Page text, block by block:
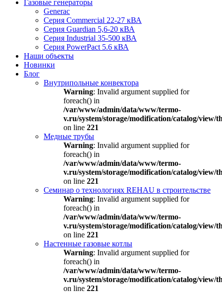
Газовые генераторы
Generac
Серия Commercial 22-27 кВА
Серия Guardian 5,6-20 кВА
Серия Industrial 35-500 кВА
Серия PowerPact 5.6 кВА
Наши объекты
Новинки
Блог
Внутрипольные конвектора
Warning: Invalid argument supplied for
foreach() in
/var/www/admin/data/www/termo-
v.ru/system/storage/modification/catalog/view/
on line 221
Медные трубы
Warning: Invalid argument supplied for
foreach() in
/var/www/admin/data/www/termo-
v.ru/system/storage/modification/catalog/view/
on line 221
Семинар о технологиях REHAU в строительстве
Warning: Invalid argument supplied for
foreach() in
/var/www/admin/data/www/termo-
v.ru/system/storage/modification/catalog/view/
on line 221
Настенные газовые котлы
Warning: Invalid argument supplied for
foreach() in
/var/www/admin/data/www/termo-
v.ru/system/storage/modification/catalog/view/
on line 221